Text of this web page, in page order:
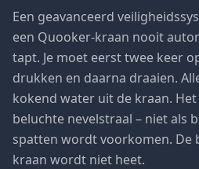
Een geavanceerd
een Quooker-kraan nooit
tapt. Je moet eerst twee keer
drukken en daarna draaien.
kokend water uit de kraan.
beluchte nevelstraal – niet als
spatten wordt voorkomen. De
kraan wordt niet heet.